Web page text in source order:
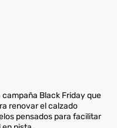
Black Friday que
renovar el calzado
pensados para facilitar